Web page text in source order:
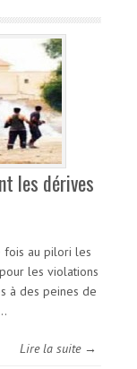
les dérives
fois au pilori les
les violations
à des peines de
Lire la suite →